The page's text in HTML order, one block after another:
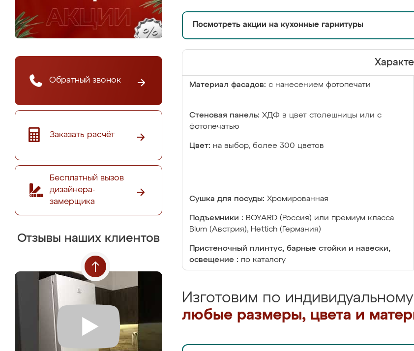
Обратный звонок
Заказать расчёт
Бесплатный вызов
дизайнера-
замерщика
Отзывы наших клиентов
Посмотреть акции на кухонные гарнитуры
Материал фасадов: с нанесением фотопечати
Стеновая панель: ХДФ в цвет столешницы или с
фотопечатью
Цвет: на выбор, более 300 цветов
Сушка для посуды: Хромированная
Подъемники : BOYARD (Россия) или премиум класса
Blum (Австрия), Hettich (Германия)
Пристеночный плинтус, барные стойки и навески,
освещение : по каталогу
Изготовим по
любые размеры, цвета и